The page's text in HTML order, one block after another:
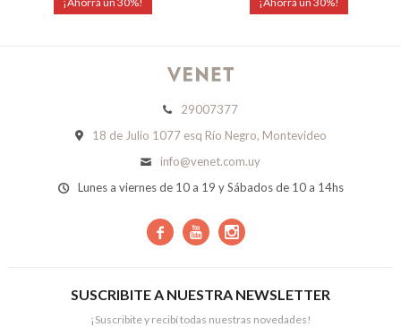
29007377
18 de Julio 1077 esq Río Negro, Montevideo
info@venet.com.uy
Lunes a viernes de 10 a 19 y Sábados de 10 a 14hs
  
SUSCRIBITE A NUESTRA NEWSLETTER
¡Suscribite y recibí todas nuestras novedades!